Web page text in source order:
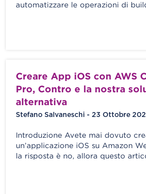
automatizzare le operazioni di
Creare App iOS con AWS
Pro, Contro e la nostra
alternativa
Stefano Salvaneschi - 23 Ottobre
Introduzione Avete mai dovuto
un’applicazione iOS su Amazon
la risposta è no, allora questo